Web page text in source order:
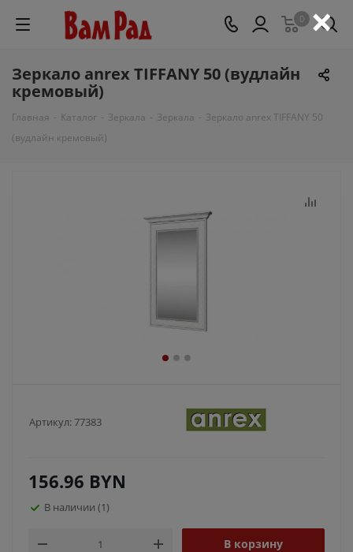
0
Зеркало anrex TIFFANY 50 (вудлайн
кремовый)
Главная - Каталог - Зеркала - Зеркала - Зеркало anrex TIFFANY 50
(вудлайн кремовый)
Артикул:77383
156.96 BYN
В наличии (1)
В корзину
×